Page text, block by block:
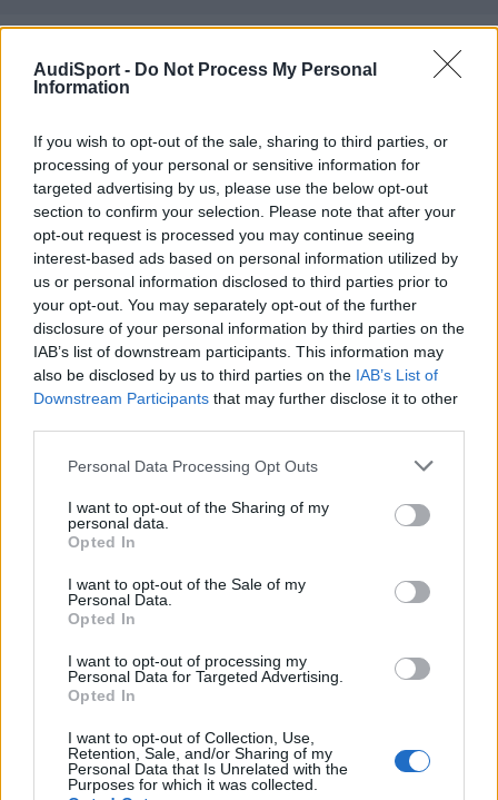
AudiSport - Do Not Process My Personal
Information
If you wish to opt-out of the sale, sharing to third parties, or
processing of your personal or sensitive information for
targeted advertising by us, please use the below opt-out
section to confirm your selection. Please note that after your
opt-out request is processed you may continue seeing
interest-based ads based on personal information utilized by
us or personal information disclosed to third parties prior to
your opt-out. You may separately opt-out of the further
disclosure of your personal information by third parties on the
IAB’s list of downstream participants. This information may
also be disclosed by us to third parties on the IAB’s List of
Downstream Participants that may further disclose it to other
Personal Data Processing Opt Outs
I want to opt-out of the Sharing of my
personal data.
Opted In
I want to opt-out of the Sale of my
Personal Data.
Opted In
I want to opt-out of processing my
Personal Data for Targeted Advertising.
Opted In
I want to opt-out of Collection, Use,
Retention, Sale, and/or Sharing of my
Personal Data that Is Unrelated with the
Purposes for which it was collected.
Publicado29 de Mayo del 2004
poco la fobia que tengo de no haber pedido el 2.0..... pero bueno,
a todo no llegamos.
Si veo que le falta ya le pondremos el windows Xp a la
centralita... jejej
Responder
Xingular
Publicado29 de Mayo del 2004
cases dijo:
cuando se te acabe la garantia... porque si lo haces de
nuevo, te quedas sin ella.
BIENVENIDO AL FORO
y efectivamente, ¡despues de la garantía!! B)
Responder